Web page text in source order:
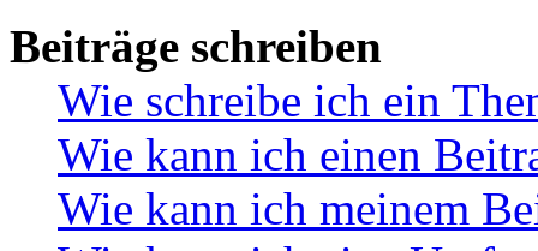
Beiträge schreiben
Wie schreibe ich ein
Wie kann ich einen
Wie kann ich meinem